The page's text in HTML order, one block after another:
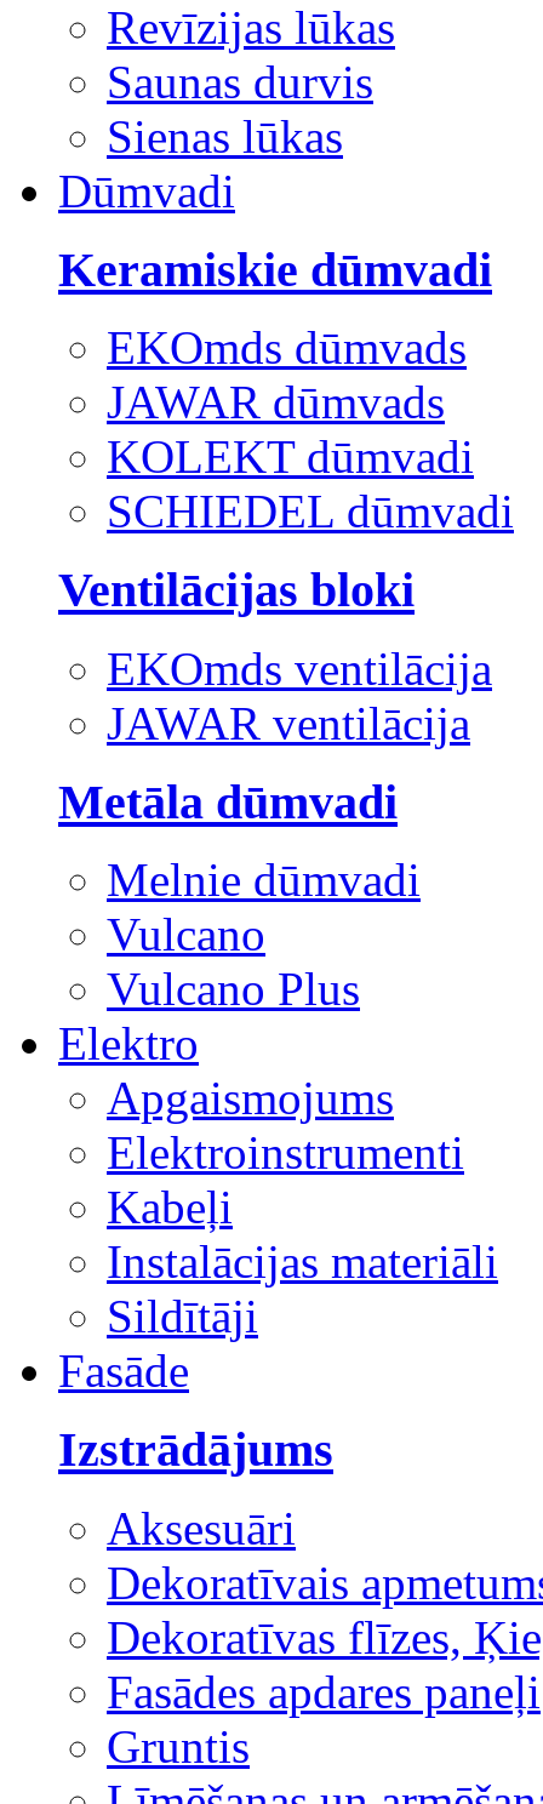
Revīzijas lūkas
Saunas durvis
Sienas lūkas
Dūmvadi
Keramiskie dūmvadi
EKOmds dūmvads
JAWAR dūmvads
KOLEKT dūmvadi
SCHIEDEL dūmvadi
Ventilācijas bloki
EKOmds ventilācija
JAWAR ventilācija
Metāla dūmvadi
Melnie dūmvadi
Vulcano
Vulcano Plus
Elektro
Apgaismojums
Elektroinstrumenti
Kabeļi
Instalācijas materiāli
Sildītāji
Fasāde
Izstrādājums
Aksesuāri
Dekoratīvais
Dekoratīvas flīzes,
Fasādes apdares paneļi
Gruntis